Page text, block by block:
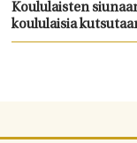
Koululaisten
koululaisia